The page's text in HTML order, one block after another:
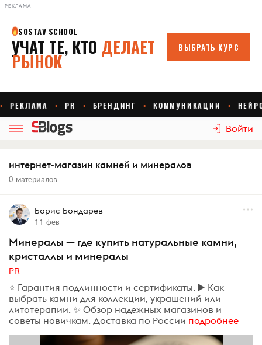
РЕКЛАМА
Войти
интернет-магазин камней и минералов
0 материалов
Борис Бондарев
11 фев
Минералы — где купить натуральные камни,
кристаллы и минералы
PR
⭐ Гарантия подлинности и сертификаты. ▶️ Как
выбрать камни для коллекции, украшений или
литотерапии. ✨ Обзор надежных магазинов и
советы новичкам. Доставка по России подробнее